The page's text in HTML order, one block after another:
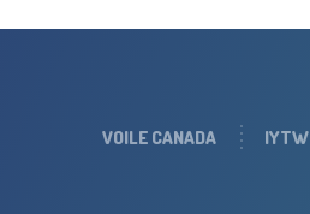
VOILE CANADA IYTW